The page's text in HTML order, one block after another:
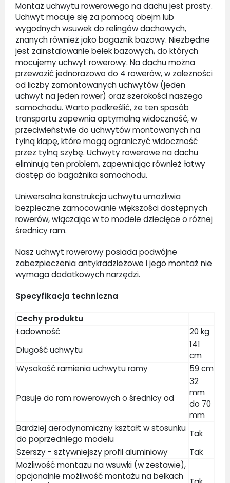
Montaż uchwytu rowerowego na dachu jest prosty.
Uchwyt mocuje się za pomocą obejm lub
wygodnych wsuwek do relingów dachowych,
znanych również jako bagażnik bazowy. Niezbędne
jest zainstalowanie belek bazowych, do których
mocujemy uchwyt rowerowy. Na dachu można
przewozić jednorazowo do 4 rowerów, w zależności
od liczby zamontowanych uchwytów (jeden
uchwyt na jeden rower) oraz szerokości naszego
samochodu. Warto podkreślić, że ten sposób
transportu zapewnia optymalną widoczność, w
przeciwieństwie do uchwytów montowanych na
tylną klapę, które mogą ograniczyć widoczność
przez tylną szybę. Uchwyty rowerowe na dachu
eliminują ten problem, zapewniając również łatwy
dostęp do bagażnika samochodu.
Uniwersalna konstrukcja uchwytu umożliwia
bezpieczne zamocowanie większości dostępnych
rowerów, włączając w to modele dziecięce o różnej
średnicy ram.
Nasz uchwyt rowerowy posiada podwójne
zabezpieczenia antykradzieżowe i jego montaż nie
wymaga dodatkowych narzędzi.
Specyfikacja techniczna
Cechy produktu
Ładowność
20 kg
Długość uchwytu
141
cm
Wysokość ramienia uchwytu ramy
59 cm
Pasuje do ram rowerowych o średnicy od
32
mm
do 70
mm
Bardziej aerodynamiczny kształt w stosunku
do poprzedniego modelu
Tak
Szerszy - sztywniejszy profil aluminiowy
Tak
Możliwość montażu na wsuwki (w zestawie),
opcjonalnie możliwość montażu na belkach